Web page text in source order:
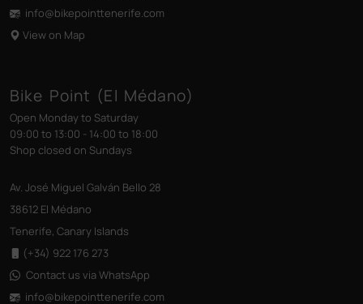
info@bikepointtenerife.com
View on Map
Bike Point (El Médano)
Open Monday to Saturday
09:00 to 13:00 - 14:00 to 18:00
Shop closed on Sundays
Av. José Miguel Galván Bello 28
38612 El Médano
Tenerife, Canary Islands
(+34) 922 176 273
Contact us via WhatsApp
info@bikepointtenerife.com